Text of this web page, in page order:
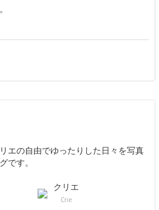
エの自由でゆったりした日々を写真
です。
クリエ
Crie